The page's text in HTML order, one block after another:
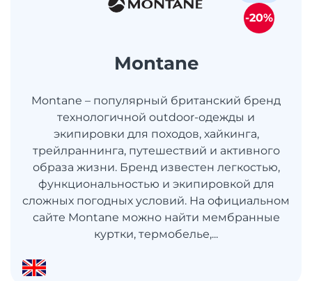
Montane
Montane – популярный британский бренд
технологичной outdoor-одежды и
экипировки для походов, хайкинга,
трейлраннинга, путешествий и активного
образа жизни. Бренд известен легкостью,
функциональностью и экипировкой для
сложных погодных условий. На официальном
сайте Montane можно найти мембранные
куртки, термобелье,...
-20%